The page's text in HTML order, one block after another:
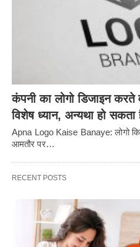
कंपनी का लोगो डिजाइन
विशेष ध्यान, अन्यथा हो सकता
Apna Logo Kaise Banaye: लोगो
आमतौर पर…
RECENT POSTS